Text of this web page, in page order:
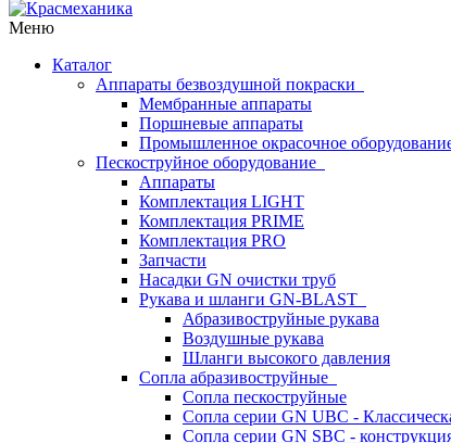
Меню
Каталог
Аппараты безвоздушной покраски
Мембранные аппараты
Поршневые аппараты
Промышленное окрасочное
Пескоструйное оборудование
Аппараты
Комплектация LIGHT
Комплектация PRIME
Комплектация PRO
Запчасти
Насадки GN очистки труб
Рукава и шланги GN-BLAST
Абразивоструйные рукава
Воздушные рукава
Шланги высокого давления
Сопла абразивоструйные
Сопла пескоструйные
Сопла серии GN UBC -
Сопла серии GN SBC -